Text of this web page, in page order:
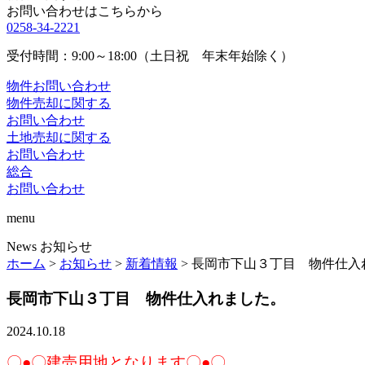
お問い合わせはこちらから
0258-34-2221
受付時間：9:00～18:00（土日祝 年末年始除く）
物件お問い合わせ
物件売却に関する
お問い合わせ
土地売却に関する
お問い合わせ
総合
お問い合わせ
menu
News お知らせ
ホーム > お知らせ > 新着情報 > 長岡市下山３丁目 物件仕入
長岡市下山３丁目 物件仕入れました。
2024.10.18